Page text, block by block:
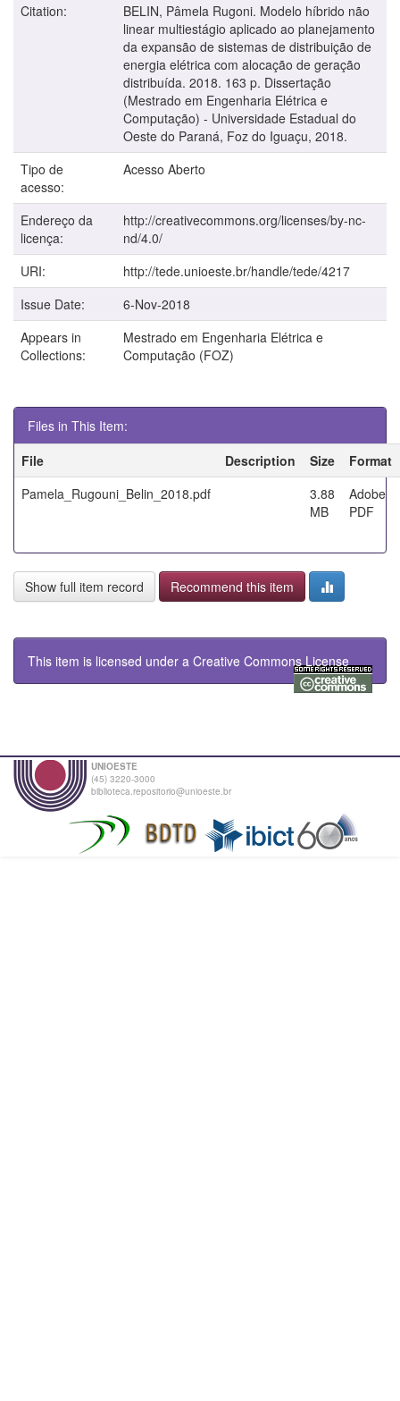
Citation:
BELIN, Pâmela Rugoni. Modelo híbrido não
linear multiestágio aplicado ao planejamento
da expansão de sistemas de distribuição de
energia elétrica com alocação de geração
distribuída. 2018. 163 p. Dissertação
(Mestrado em Engenharia Elétrica e
Computação) - Universidade Estadual do
Oeste do Paraná, Foz do Iguaçu, 2018.
Tipo de
acesso:
Acesso Aberto
Endereço da
licença:
http://creativecommons.org/licenses/by-nc-
nd/4.0/
URI:
http://tede.unioeste.br/handle/tede/4217
Issue Date:
6-Nov-2018
Appears in
Collections:
Mestrado em Engenharia Elétrica e
Computação (FOZ)
Files in This Item:
File
Description Size
Format
Pamela_Rugouni_Belin_2018.pdf
3.88
MB
Adobe
PDF
Show full item record Recommend this item
This item is licensed under a Creative Commons License
UNIOESTE
(45) 3220-3000
biblioteca.repositorio@unioeste.br